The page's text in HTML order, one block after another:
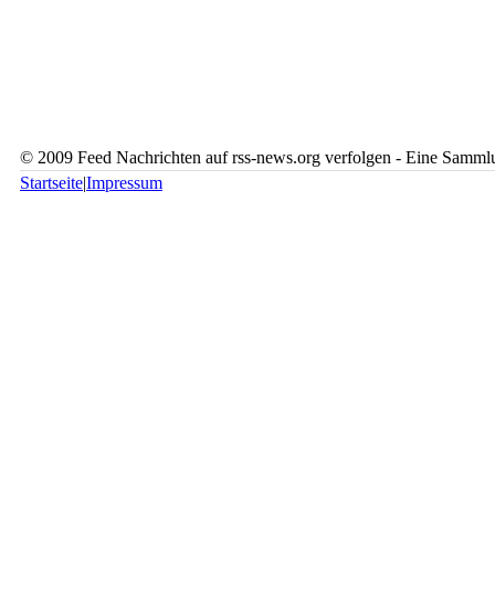
© 2009 Feed Nachrichten auf rss-news.org verfolgen - Eine
Startseite|Impressum